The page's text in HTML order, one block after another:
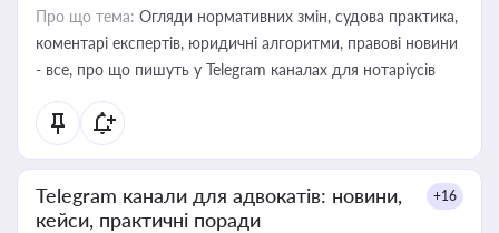
Про що тема: Огляди нормативних змін, судова практика,
коментарі експертів, юридичні алгоритми, правові новини
- все, про що пишуть у Telegram каналах для нотаріусів
Telegram канали для адвокатів: новини,
кейси, практичні поради
+16